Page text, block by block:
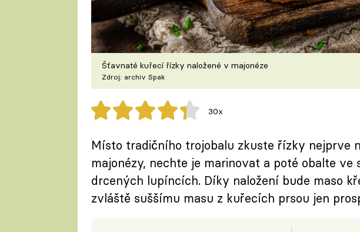
Šťavnaté kuřecí řízky naložené v majonéze
Zdroj: archiv Spak
30x
Místo tradičního trojobalu zkuste řízky nejprve
majonézy, nechte je marinovat a poté obalte ve
drcených lupíncích. Díky naložení bude maso
zvláště suššímu masu z kuřecích prsou jen